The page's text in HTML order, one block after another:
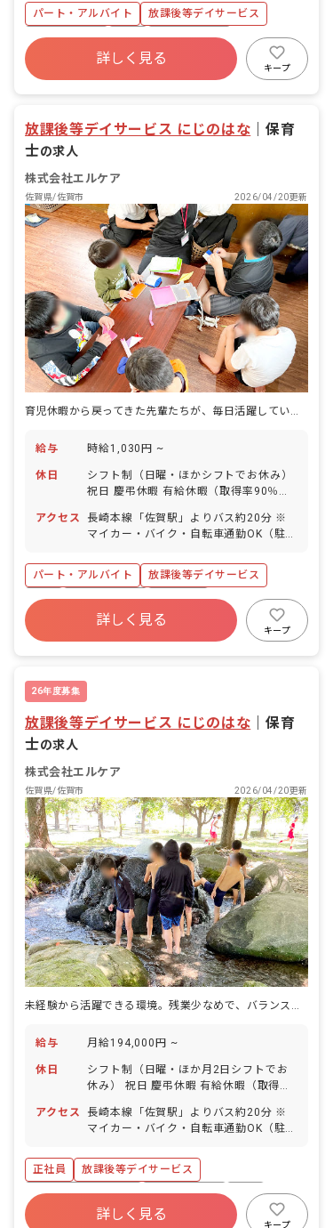
パート・アルバイト
放課後等デイサービス
社会保険完備
有給
産休育休制度
正社員登用
詳しく見る
キープ
放課後等デイサービス にじのはな
保育
士の求人
株式会社エルケア
佐賀県/佐賀市 2026/04/20更新
育児休暇から戻ってきた先輩たちが、毎日活躍しています。
給与 時給1,030円 ~
休日
シフト制（日曜・ほかシフトでお休み）
祝日 慶弔休暇 有給休暇（取得率90％）
間） 新型コロナに関するお休み 産前産
後・育児休暇（取得率・復帰率ともに
アクセス
長崎本線「佐賀駅」よりバス約20分 ※
マイカー・バイク・自転車通勤OK（駐車
パート・アルバイト
放課後等デイサービス
有給
産休育休制度
車通勤可
未経験歓迎
詳しく見る
キープ
26年度募集
放課後等デイサービス にじのはな
保育
士の求人
株式会社エルケア
佐賀県/佐賀市 2026/04/20更新
未経験から活躍できる環境。残業少なめで、バランスよくお休みが取れます。
給与 月給194,000円 ~
休日
シフト制（日曜・ほか月2日シフトでお
休み） 祝日 慶弔休暇 有給休暇（取得率
（6日間） 新型コロナに関するお休み 産
前産後・育児休暇（取得率・復帰率とも
アクセス
長崎本線「佐賀駅」よりバス約20分 ※
マイカー・バイク・自転車通勤OK（駐車
正社員
放課後等デイサービス
ボーナス・賞与あり
社会保険完備
有給
昇給昇進あり 産休育休制度
詳しく見る
キープ